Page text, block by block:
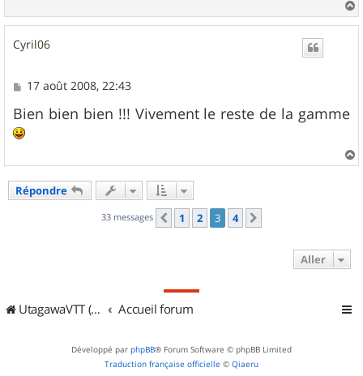
a
Cyril06
M
s
s
a
e
17 août 2008, 22:43
Bien bien bien !!! Vivement le reste de la gamme
a
Répondre
33 messages Précédent
1 2 3 4
Aller
UtagawaVTT (Randos VTT et VTTAE avec traces GPS) Accueil forum
Développé par phpBB® Forum Software © phpBB Limited
Traduction française officielle © Qiaeru